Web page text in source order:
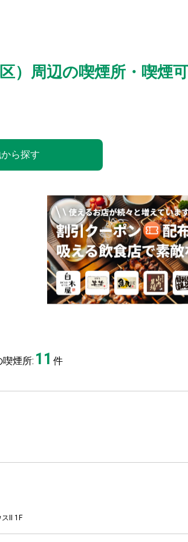
）周辺の喫煙所・喫煙
ら探す
煙所: 11 件
II 1F